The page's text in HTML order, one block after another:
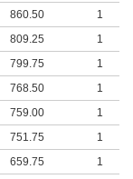
860.50
1
809.25
1
799.75
1
768.50
1
759.00
1
751.75
1
659.75
1